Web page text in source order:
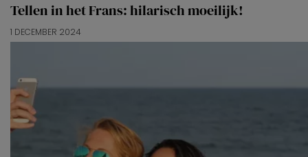
Tellen in het Frans: hilarisch moeilijk!
1 DECEMBER 2024